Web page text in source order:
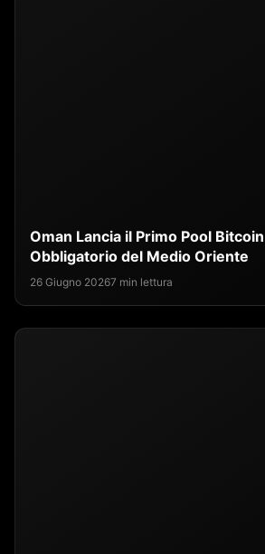
Oman Lancia il Primo Pool
Obbligatorio del Medio Oriente
26 Giugno 20267 min lettura